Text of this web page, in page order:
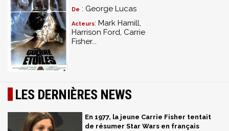
De : George Lucas
Acteurs: Mark Hamill,
Harrison Ford, Carrie
Fisher...
LES DERNIÈRES NEWS
En 1977, la jeune Carrie Fisher tentait
de résumer Star Wars en français